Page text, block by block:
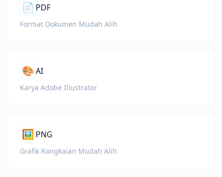
📄 PDF
Format Dokumen Mudah Alih
🎨AI
Karya Adobe Illustrator
🖼️ PNG
Grafik Rangkaian Mudah Alih